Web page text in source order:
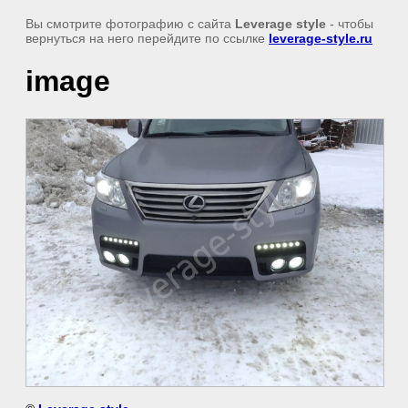
Вы смотрите фотографию с сайта Leverage style - чтобы
вернуться на него перейдите по ссылке leverage-style.ru
image